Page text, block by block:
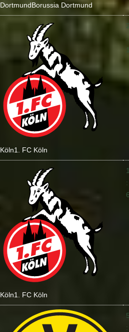
DortmundBorussia Dortmund
Köln1. FC Köln
:
Köln1. FC Köln
:
: